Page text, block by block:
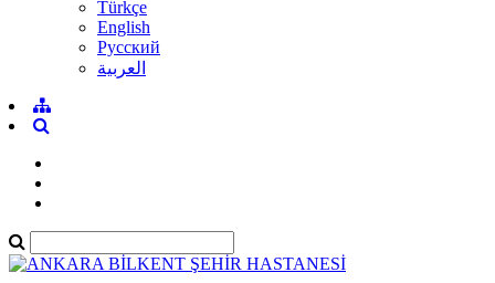
Türkçe
English
Pусский
العربية